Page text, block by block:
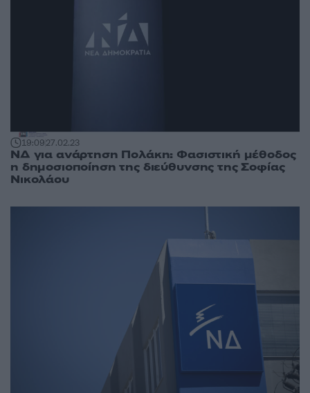
19:0927.02.23
ΝΔ για ανάρτηση Πολάκη: Φασιστική μέθοδος
η δημοσιοποίηση της διεύθυνσης της Σοφίας
Νικολάου